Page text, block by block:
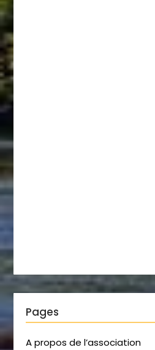
Pages
A propos de l’association